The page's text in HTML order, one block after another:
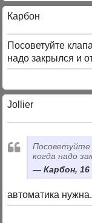
Карбон
Посоветуйте
надо закрылся и
Jollier
Посоветуйте
когда надо
Карбон, 16
автоматика